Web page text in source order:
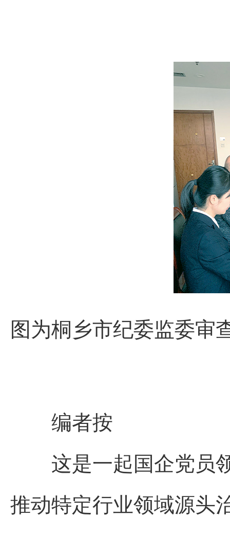
图为桐乡市纪委监委审
编者按
这是一起国企党员领
推动特定行业领域源头